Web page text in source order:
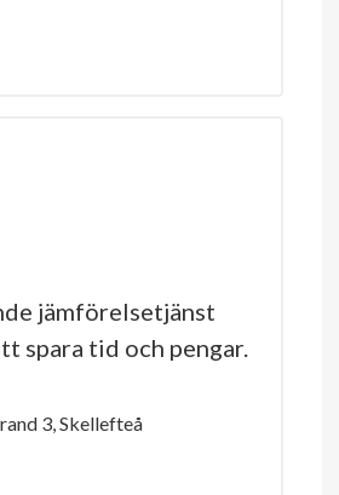
jämförelsetjänst
spara tid och pengar.
3, Skellefteå